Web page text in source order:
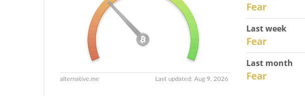
Fear
Last week
Fear
Last month
Fear